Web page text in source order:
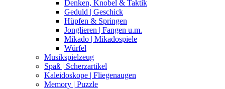
Denken, Knobel & Taktik
Geduld | Geschick
Hüpfen & Springen
Jonglieren | Fangen u.m.
Mikado | Mikadospiele
Würfel
Musikspielzeug
Spaß | Scherzartikel
Kaleidoskope | Fliegenaugen
Memory | Puzzle